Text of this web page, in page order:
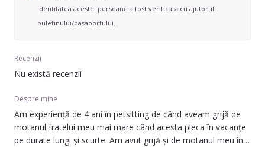
Identitatea acestei persoane a fost verificată cu ajutorul
buletinului/pașaportului.
Recenzii
Nu există recenzii
Despre mine
Am experiență de 4 ani în petsitting de când aveam grijă de
motanul fratelui meu mai mare când acesta pleca în vacanțe
pe durate lungi și scurte. Am avut grijă și de motanul meu în